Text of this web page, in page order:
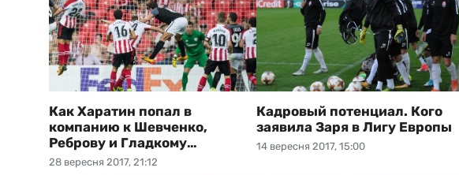
28 вересня 2017, 21:12
Как Харатин попал в
компанию к Шевченко,
Реброву и Гладкому…
14 вересня 2017, 15:00
Кадровый потенциал. Кого
заявила Заря в Лигу Европы